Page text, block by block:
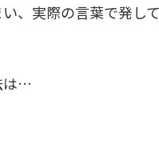
、実際の言葉で発し
は…